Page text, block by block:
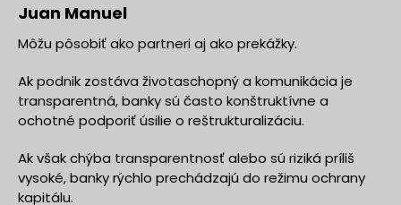
Juan Manuel
Môžu pôsobiť ako partneri aj ako prekážky.
Ak podnik zostáva životaschopný a komunikácia je
transparentná, banky sú často konštruktívne a
ochotné podporiť úsilie o reštrukturalizáciu.
Ak však chýba transparentnosť alebo sú riziká príliš
vysoké, banky rýchlo prechádzajú do režimu ochrany
kapitálu.